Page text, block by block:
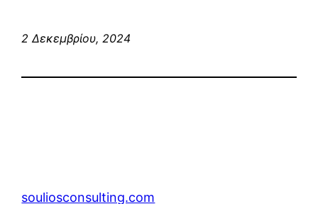
2 Δεκεμβρίου, 2024
souliosconsulting.com